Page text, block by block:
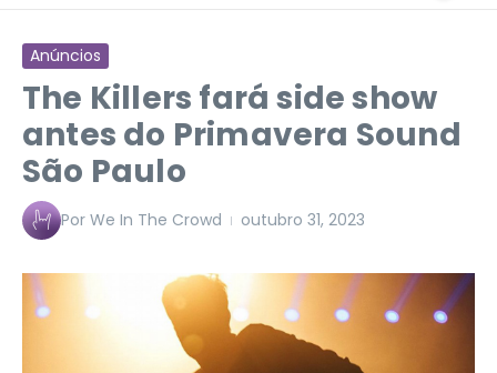
Anúncios
The Killers fará side show
antes do Primavera Sound
São Paulo
Por We In The Crowd outubro 31, 2023